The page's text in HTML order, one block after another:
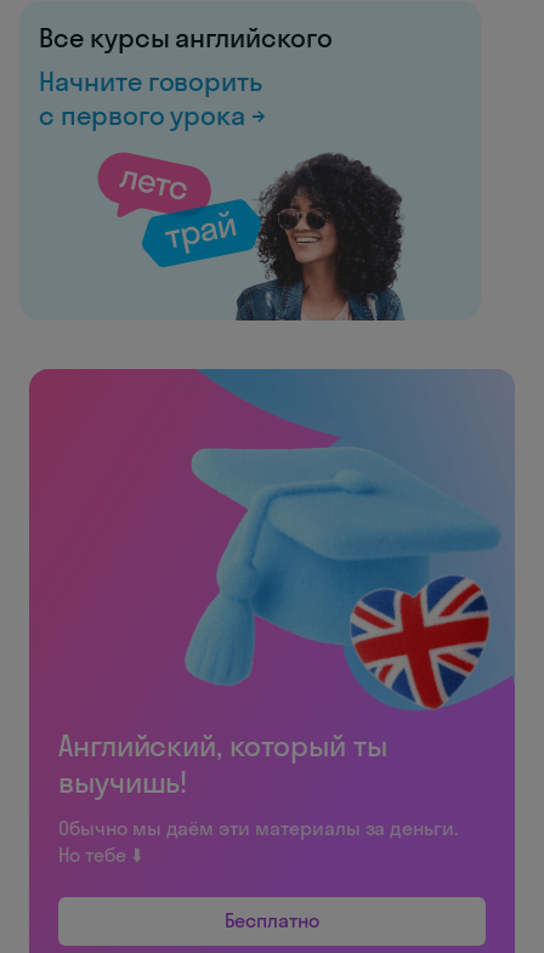
Все курсы английского
Начните говорить
с первого урока →
Английский, который ты
выучишь!
Обычно мы даём эти материалы за деньги.
Но тебе ⬇️
Бесплатно